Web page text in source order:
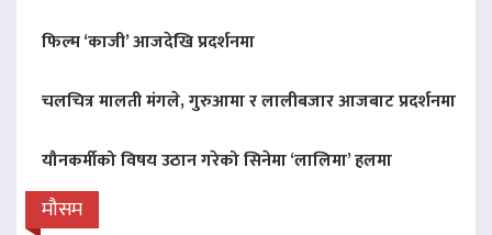
फिल्म ‘काजी’ आजदेखि प्रदर्शनमा
चलचित्र मालती मंगले, गुरुआमा र लालीबजार आजबाट प्रदर्शनमा
यौनकर्मीको विषय उठान गरेको सिनेमा ‘लालिमा’ हलमा
मौसम